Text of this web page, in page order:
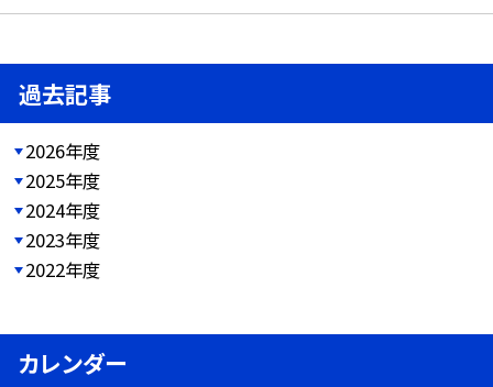
過去記事
2026年度
2025年度
2024年度
2023年度
2022年度
カレンダー